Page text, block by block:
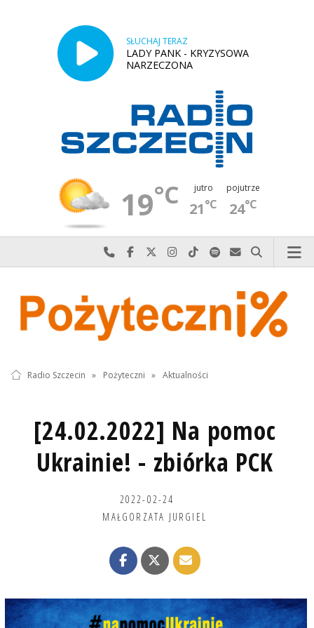
SŁUCHAJ TERAZ
LADY PANK - KRYZYSOWA
NARZECZONA
19°C jutro
21°C
pojutrze
24°C
Najlepiej po prostu do nas zadzwoń
Odwiedź nas na Facebook-u
Odwiedź nas na X
Odwiedź nas na Instagram-ie
Odwiedź nas na TikTok-u
Szukaj nas na Spotify
Wyślij do nas
Szukaj
Radio Szczecin » Pożyteczni » Aktualności
[24.02.2022] Na pomoc
Ukrainie! - zbiórka PCK
2022-02-24
MAŁGORZATA JURGIEL